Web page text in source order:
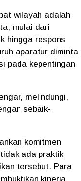
wilayah adalah
mulai dari
hingga respons
aparatur diminta
pada kepentingan
melindungi,
sebaik-
komitmen
ada praktik
tersebut. Para
kinerja